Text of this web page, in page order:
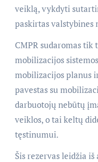
veiklą, vykdyti
paskirtas valstybines
CMPR sudaromas tik
mobilizacijos
mobilizacijos planus
pavestas su
darbuotojų nebūtų
veiklos, o tai keltų
tęstinumui.
Šis rezervas leidžia